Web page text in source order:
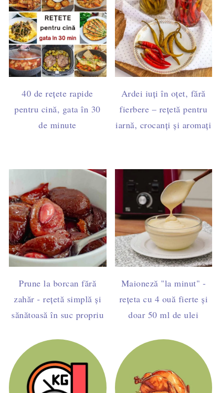
40 de rețete rapide
pentru cină, gata în 30
de minute
Ardei iuți în oțet, fără
fierbere – rețetă pentru
iarnă, crocanți și aromați
Prune la borcan fără
zahăr - rețetă simplă și
sănătoasă în suc propriu
Maioneză "la minut" -
rețeta cu 4 ouă fierte și
doar 50 ml de ulei